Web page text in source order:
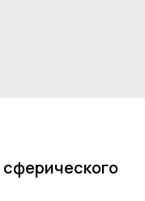
сферического